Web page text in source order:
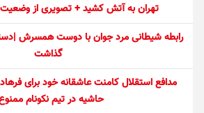
تهران به آتش کشید + تصویری از وضعیت
رابطه شیطانی مرد جوان با دوست همسرش
گذاشت
مدافع استقلال کامنت عاشقانه خود برای
حاشیه در تیم نکونام